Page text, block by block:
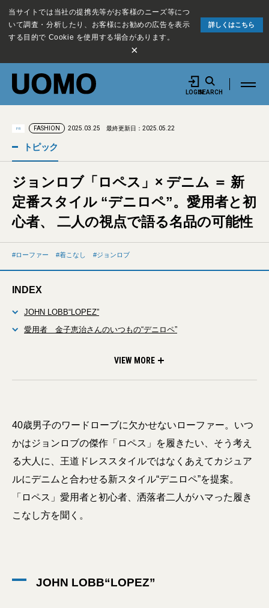
当サイトでは当社の提携先等がお客様のニーズ等につ
いて調査・分析したり、お客様にお勧めの広告を表示
する目的で Cookie を使用する場合があります。
詳しくはこちら
×
LOGINSEARCH
PR FASHION 2025.03.25 最終更新日：2025.05.22
トピック
ジョンロブ「ロペス」× デニム ＝ 新
定番スタイル “デニロペ”。愛用者と初
心者、 二人の視点で語る名品の可能性
ローファー 着こなし ジョンロブ
INDEX
JOHN LOBB“LOPEZ”
愛用者 金子恵治さんのいつもの“デニロペ”
VIEW MORE
40歳男子のワードローブに欠かせないローファー。いつ
かはジョンロブの傑作「ロペス」を履きたい、そう考え
る大人に、王道ドレススタイルではなくあえてカジュア
ルにデニムと合わせる新スタイル“デニロペ”を提案。
「ロペス」愛用者と初心者、洒落者二人がハマった履き
こなし方を聞く。
JOHN LOBB“LOPEZ”